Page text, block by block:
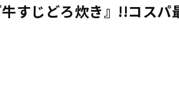
牛すじどろ炊き』!!コス